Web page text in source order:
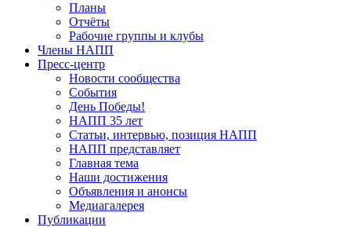
Планы
Отчёты
Рабочие группы и клубы
Члены НАПП
Пресс-центр
Новости сообщества
События
День Победы!
НАПП 35 лет
Статьи, интервью, позиция НАПП
НАПП представляет
Главная тема
Наши достижения
Объявления и анонсы
Медиагалерея
Публикации